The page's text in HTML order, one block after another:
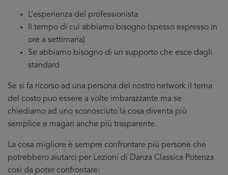
L’esperienza del professionista
Il tempo di cui abbiamo bisogno (spesso espresso in
ore a settimana)
Se abbiamo bisogno di un supporto che esce dagli
standard
Se si fa ricorso ad una persona del nostro network il tema
del costo puo essere a volte imbarazzante ma se
chiediamo ad uno sconosciuto la cosa diventa più
semplice e magari anche più trasparente.
La cosa migliore è sempre confrontare più persone che
potrebbero aiutarci per Lezioni di Danza Classica Potenza
cosi da poter confrontare: